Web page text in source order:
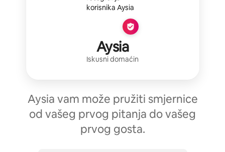
Aysia
Iskusni domaćin
Aysia vam može pružiti smjernice
od vašeg prvog pitanja do vašeg
prvog gosta.